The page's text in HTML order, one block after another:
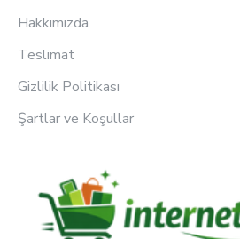
Hakkımızda
Teslimat
Gizlilik Politikası
Şartlar ve Koşullar